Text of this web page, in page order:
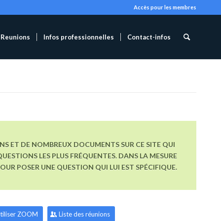
Accès pour les membres
Reunions Infos professionnelles Contact-infos
ET DE NOMBREUX DOCUMENTS SUR CE SITE QUI
LES PLUS FRÉQUENTES. DANS LA MESURE
POSER UNE QUESTION QUI LUI EST SPÉCIFIQUE.
ZOOM Liste des réunions